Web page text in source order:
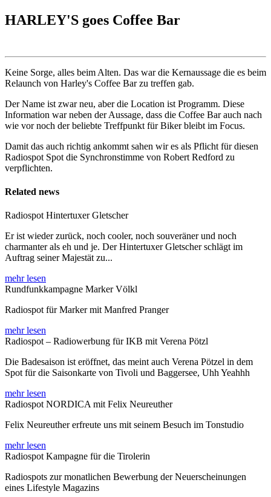
HARLEY'S goes Coffee Bar
Keine Sorge, alles beim Alten. Das war die Kernaussage die es beim
Relaunch von Harley's Coffee Bar zu treffen gab.
Der Name ist zwar neu, aber die Location ist Programm. Diese
Information war neben der Aussage, dass die Coffee Bar auch nach
wie vor noch der beliebte Treffpunkt für Biker bleibt im Focus.
Damit das auch richtig ankommt sahen wir es als Pflicht für diesen
Radiospot Spot die Synchronstimme von Robert Redford zu
verpflichten.
Related news
Radiospot Hintertuxer Gletscher
Er ist wieder zurück, noch cooler, noch souveräner und noch
charmanter als eh und je. Der Hintertuxer Gletscher schlägt im
Auftrag seiner Majestät zu...
mehr lesen
Rundfunkkampagne Marker Völkl
Radiospot für Marker mit Manfred Pranger
mehr lesen
Radiospot – Radiowerbung für IKB mit Verena Pötzl
Die Badesaison ist eröffnet, das meint auch Verena Pötzel in dem
Spot für die Saisonkarte von Tivoli und Baggersee, Uhh Yeahhh
mehr lesen
Radiospot NORDICA mit Felix Neureuther
Felix Neureuther erfreute uns mit seinem Besuch im Tonstudio
mehr lesen
Radiospot Kampagne für die Tirolerin
Radiospots zur monatlichen Bewerbung der Neuerscheinungen
eines Lifestyle Magazins